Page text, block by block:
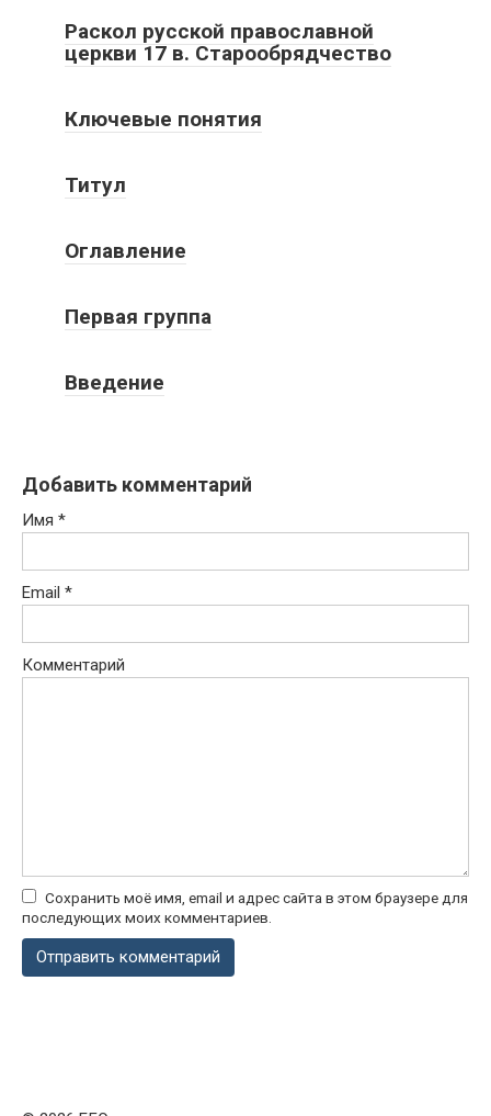
Раскол русской православной
церкви 17 в. Старообрядчество
Ключевые понятия
Титул
Оглавление
Первая группа
Введение
Добавить комментарий
Имя *
Email *
Комментарий
Сохранить моё имя, email и адрес сайта в этом браузере для
последующих моих комментариев.